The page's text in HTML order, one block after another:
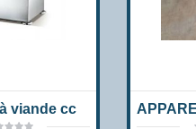
viande cc